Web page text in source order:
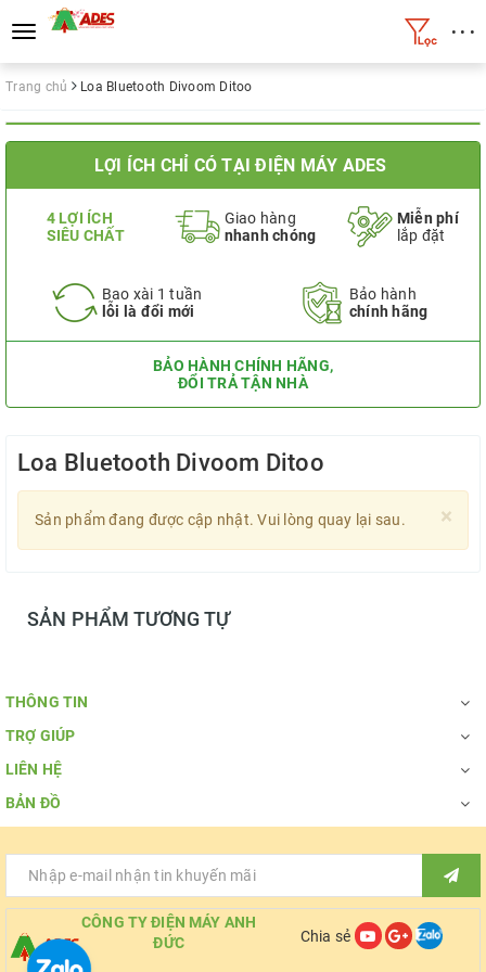
Toggle
navigation
• • •
Trang chủ Loa Bluetooth Divoom Ditoo
LỢI ÍCH CHỈ CÓ TẠI ĐIỆN MÁY ADES
4 LỢI ÍCH
SIÊU CHẤT
Giao hàng
nhanh chóng
Miễn phí
lắp đặt
Bao xài 1 tuần
lỗi là đổi mới
Bảo hành
chính hãng
BẢO HÀNH CHÍNH HÃNG,
ĐỔI TRẢ TẬN NHÀ
Loa Bluetooth Divoom Ditoo
×
Sản phẩm đang được cập nhật. Vui lòng quay lại sau.
SẢN PHẨM TƯƠNG TỰ
THÔNG TIN
TRỢ GIÚP
LIÊN HỆ
BẢN ĐỒ
CÔNG TY ĐIỆN MÁY ANH
ĐỨC
Chia sẻ